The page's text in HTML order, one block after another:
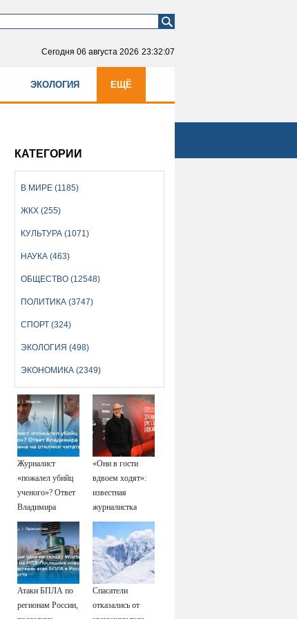
Сегодня 06 августа 2026 23:32:07
ЭКОЛОГИЯ ЕЩЁ
КАТЕГОРИИ
В МИРЕ (1185)
ЖКХ (255)
КУЛЬТУРА (1071)
НАУКА (463)
ОБЩЕСТВО (12548)
ПОЛИТИКА (3747)
СПОРТ (324)
ЭКОЛОГИЯ (498)
ЭКОНОМИКА (2349)
Журналист
«пожалел убийц
ученого»? Ответ
Владимира
Ворсобина на
отклики
читателей
«Они в гости
вдвоем ходят»:
известная
журналистка
подтвердила
роман
Бондарчука и
Исаковой
Атаки БПЛА по
регионам России,
Спасатели
отказались от